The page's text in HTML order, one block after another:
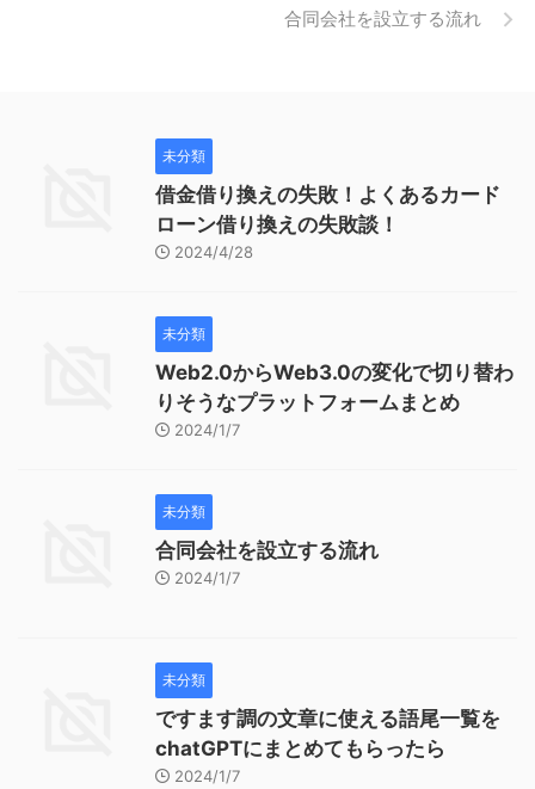
合同会社を設立する流れ
未分類
借金借り換えの失敗！よくあるカード
ローン借り換えの失敗談！
2024/4/28
未分類
Web2.0からWeb3.0の変化で切り替わ
りそうなプラットフォームまとめ
2024/1/7
未分類
合同会社を設立する流れ
2024/1/7
未分類
ですます調の文章に使える語尾一覧を
chatGPTにまとめてもらったら
2024/1/7